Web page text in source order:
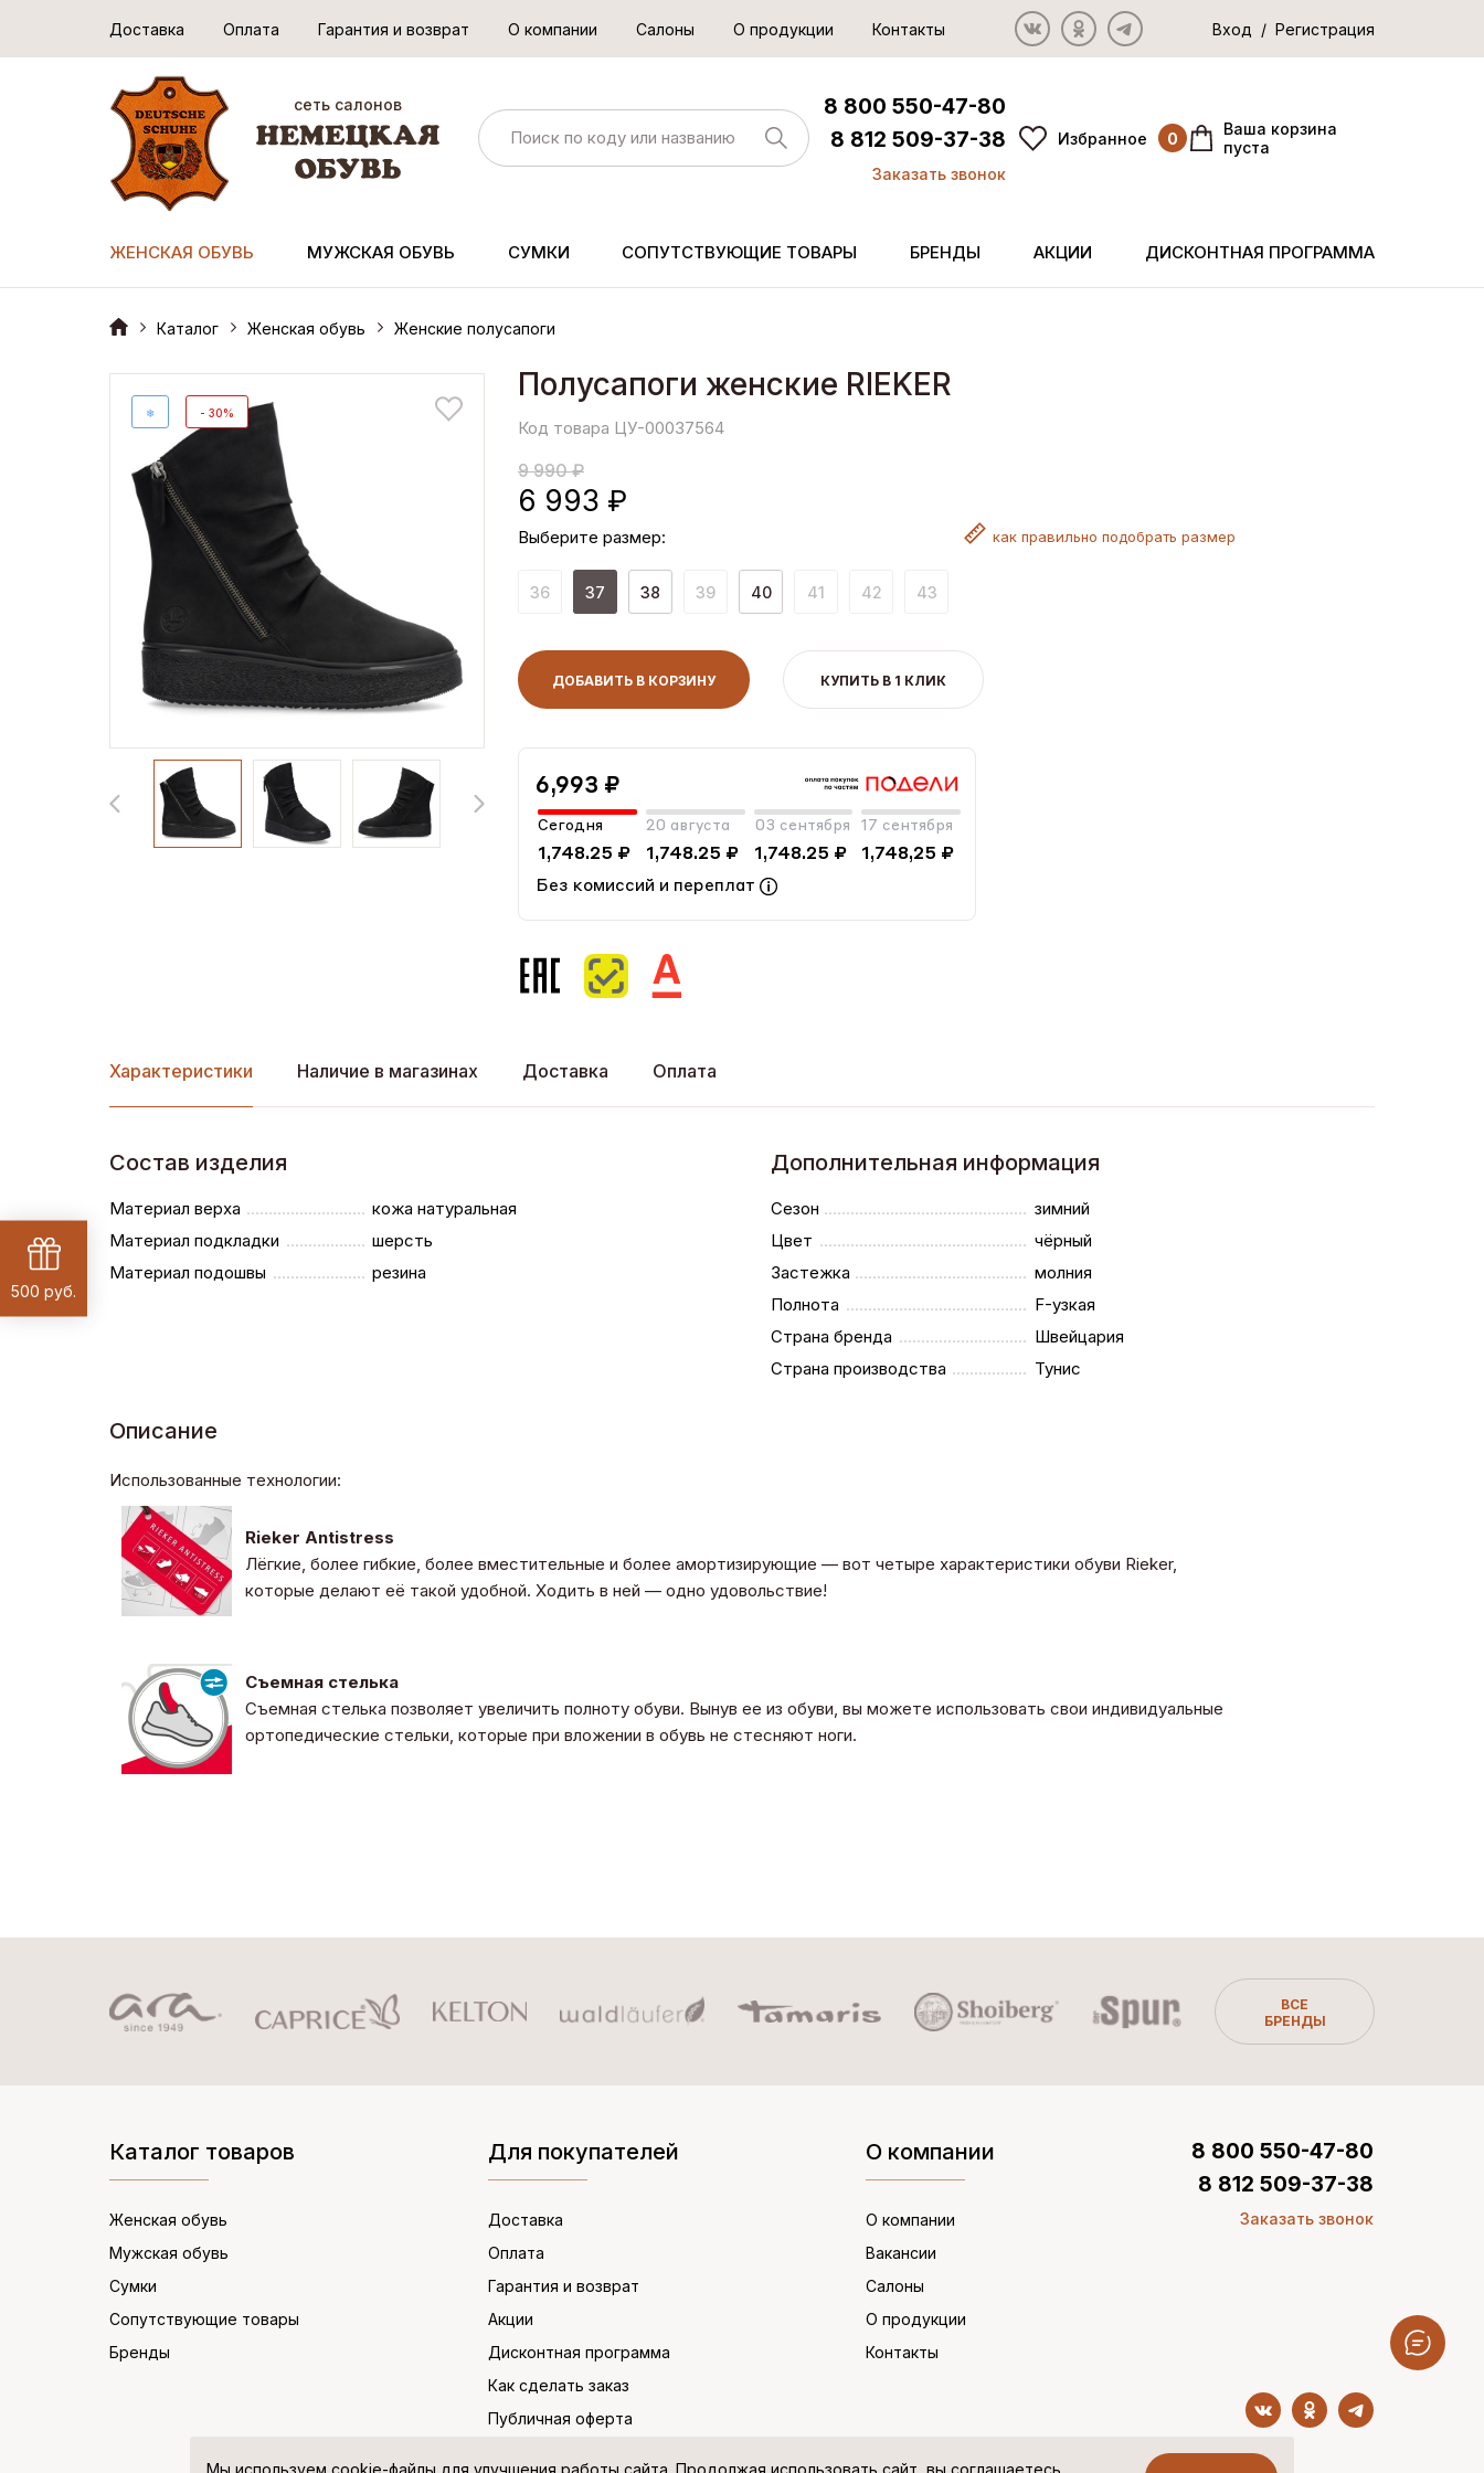
Доставка Оплата Гарантия и возврат О компании Салоны О продукции Контакты Вход / Регистрация
сеть салонов
8 800 550-47-80
8 812 509-37-38
Заказать звонок
Избранное 0
Ваша корзина
пуста
ЖЕНСКАЯ ОБУВЬ МУЖСКАЯ ОБУВЬ СУМКИ СОПУТСТВУЮЩИЕ ТОВАРЫ БРЕНДЫ АКЦИИ ДИСКОНТНАЯ ПРОГРАММА
Каталог Женская обувь Женские полусапоги
❄ - 30%
Полусапоги женские RIEKER
Код товара ЦУ-00037564
9 990 ₽
6 993 ₽
Выберите размер: как правильно подобрать размер
36 37 38 39 40 41 42 43
ДОБАВИТЬ В КОРЗИНУ КУПИТЬ В 1 КЛИК
6,993 ₽
Сегодня
1,748.25 ₽
20 августа
1,748.25 ₽
03 сентября
1,748.25 ₽
17 сентября
1,748,25 ₽
Без комиссий и переплат
Характеристики Наличие в магазинах Доставка Оплата
Состав изделия
Материал верха
кожа натуральная
Материал подкладки
шерсть
Материал подошвы
резина
Дополнительная информация
Сезон
зимний
Цвет
чёрный
Застежка
молния
Полнота
F-узкая
Страна бренда
Швейцария
Страна производства
Тунис
Описание
Использованные технологии:
Rieker Antistress
Лёгкие, более гибкие, более вместительные и более амортизирующие — вот четыре характеристики обуви Rieker,
которые делают её такой удобной. Ходить в ней — одно удовольствие!
Съемная стелька
Съемная стелька позволяет увеличить полноту обуви. Вынув ее из обуви, вы можете использовать свои индивидуальные
ортопедические стельки, которые при вложении в обувь не стесняют ноги.
ВСЕ
БРЕНДЫ
Каталог товаров
Женская обувь
Мужская обувь
Сумки
Сопутствующие товары
Бренды
Для покупателей
Доставка
Оплата
Гарантия и возврат
Акции
Дисконтная программа
Как сделать заказ
Публичная оферта
О компании
О компании
Вакансии
Салоны
О продукции
Контакты
8 800 550-47-80
8 812 509-37-38
Заказать звонок
Мы используем cookie-файлы для улучшения работы сайта. Продолжая использовать сайт, вы соглашаетесь
500 руб.